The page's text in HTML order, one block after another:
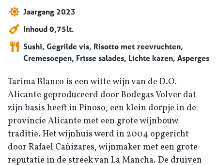
Jaargang 2023
Inhoud 0,75lt.
Sushi, Gegrilde vis, Risotto met zeevruchten,
Cremesoepen, Frisse salades, Lichte kazen, Asperges
Tarima Blanco is een witte wijn van de D.O.
Alicante geproduceerd door Bodegas Volver dat
zijn basis heeft in Pinoso, een klein dorpje in de
provincie Alicante met een grote wijnbouw
traditie. Het wijnhuis werd in 2004 opgericht
door Rafael Cañizares, wijnmaker met een grote
reputatie in de streek van La Mancha. De druiven